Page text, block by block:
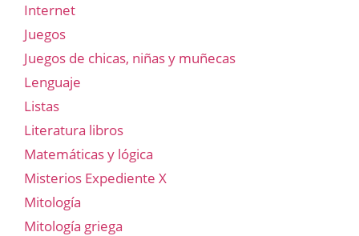
Internet
Juegos
Juegos de chicas, niñas y muñecas
Lenguaje
Listas
Literatura libros
Matemáticas y lógica
Misterios Expediente X
Mitología
Mitología griega